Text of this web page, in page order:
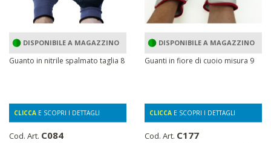
DISPONIBILE A MAGAZZINO
Guanto in nitrile spalmato taglia 8
CLICCA E SCOPRI I DETTAGLI
Cod. Art. C084
DISPONIBILE A MAGAZZINO
Guanti in fiore di cuoio misura 9
CLICCA E SCOPRI I DETTAGLI
Cod. Art. C177